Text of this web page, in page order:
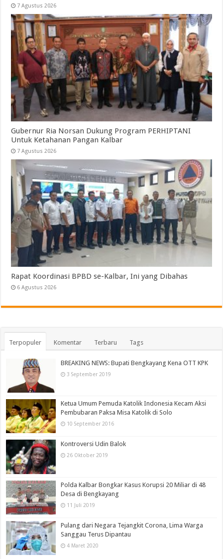
7 Agustus 2026
Gubernur Ria Norsan Dukung Program PERHIPTANI
Untuk Ketahanan Pangan Kalbar
7 Agustus 2026
Rapat Koordinasi BPBD se-Kalbar, Ini yang Dibahas
6 Agustus 2026
Terpopuler Komentar Terbaru Tags
BREAKING NEWS: Bupati Bengkayang Kena OTT KPK
3 September 2019
Ketua Umum Pemuda Katolik Indonesia Kecam Aksi
Pembubaran Paksa Misa Katolik di Solo
10 September 2016
Kontroversi Udin Balok
26 Oktober 2019
Polda Kalbar Bongkar Kasus Korupsi 20 Miliar di 48
Desa di Bengkayang
11 Juli 2019
Pulang dari Negara Tejangkit Corona, Lima Warga
Sanggau Terus Dipantau
4 Maret 2020